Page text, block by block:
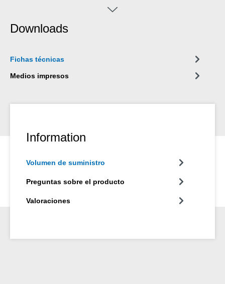
ensuciadas y forma una fina película que no engrasa ni adhiere
máquinas, equipos de precisión eléctricos y mecánicos
Downloads
Fichas técnicas
Medios impresos
Information
Volumen de suministro
Preguntas sobre el producto
Valoraciones